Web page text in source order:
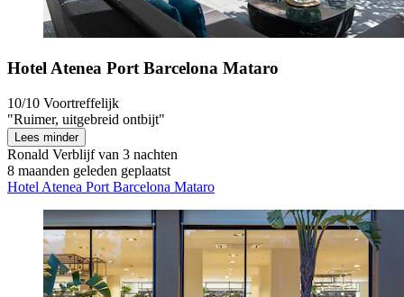
Hotel Atenea Port Barcelona Mataro
10/10 Voortreffelijk
"Ruimer, uitgebreid ontbijt"
Lees minder
Ronald Verblijf van 3 nachten
8 maanden geleden geplaatst
Hotel Atenea Port Barcelona Mataro